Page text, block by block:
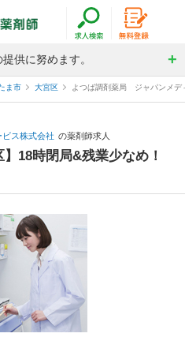
供に努めます。
ま市 大宮区 よつば調剤薬局 ジャパンメデ
ス株式会社 の薬剤師求人
18時閉局&残業少なめ！